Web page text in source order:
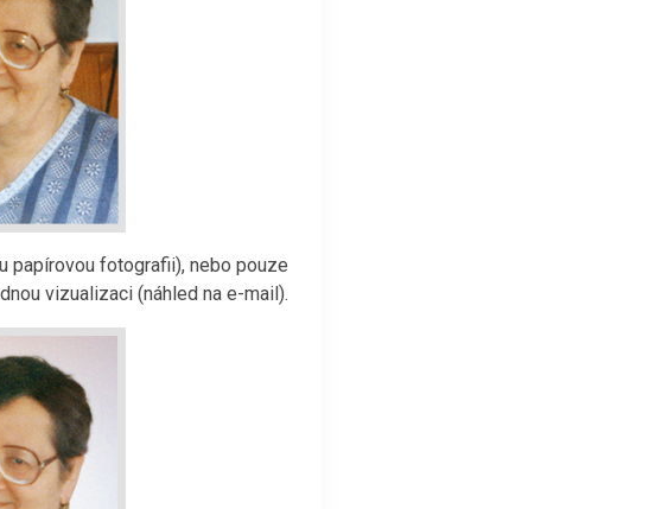
papírovou fotografii), nebo pouze
vizualizaci (náhled na e-mail).